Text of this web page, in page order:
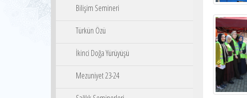
Bilişim Semineri
Türkün Özü
İkinci Doğa Yürüyüşü
Mezuniyet 23-24